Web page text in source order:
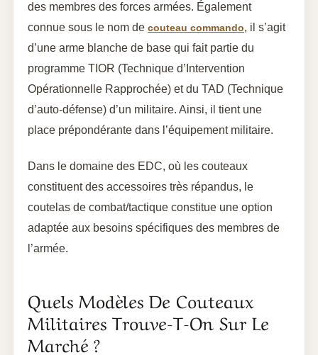
des membres des forces armées. Également
connue sous le nom de couteau commando, il s’agit
d’une arme blanche de base qui fait partie du
programme TIOR (Technique d’Intervention
Opérationnelle Rapprochée) et du TAD (Technique
d’auto-défense) d’un militaire. Ainsi, il tient une
place prépondérante dans l’équipement militaire.
Dans le domaine des EDC, où les couteaux
constituent des accessoires très répandus, le
coutelas de combat/tactique constitue une option
adaptée aux besoins spécifiques des membres de
l’armée.
Quels Modèles De Couteaux
Militaires Trouve-T-On Sur Le
Marché ?